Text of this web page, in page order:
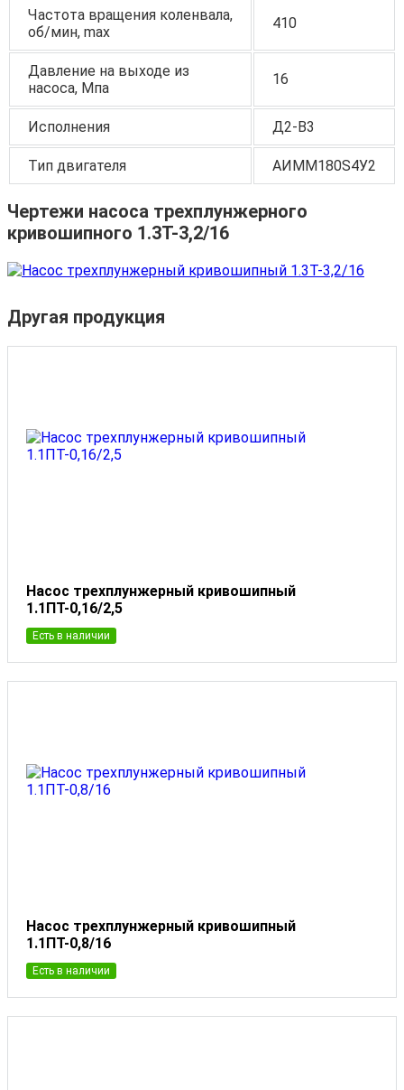
Частота вращения коленвала,
об/мин, max
410
Давление на выходе из
насоса, Мпа
16
Исполнения Д2-В3
Тип двигателя АИММ180S4У2
Чертежи насоса трехплунжерного
кривошипного 1.3T-3,2/16
Другая продукция
Насос трехплунжерный кривошипный
1.1ПТ-0,16/2,5
Есть в наличии
Насос трехплунжерный кривошипный
1.1ПТ-0,8/16
Есть в наличии